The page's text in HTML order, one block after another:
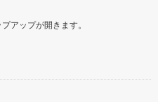
アップが開きます。